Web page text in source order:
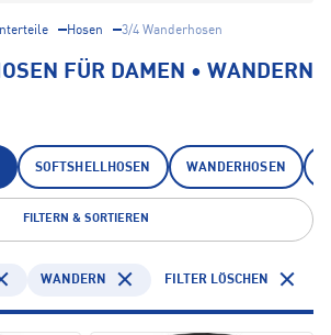
Hosen 3/4 Wanderhosen
FÜR DAMEN • WANDERN
SOFTSHELLHOSEN WANDERHOSEN
FILTERN & SORTIEREN
WANDERN FILTER LÖSCHEN